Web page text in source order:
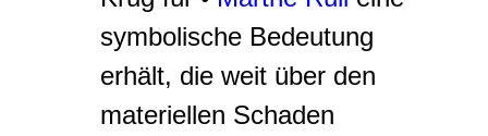
symbolische Bedeutung
erhält, die weit über den
materiellen Schaden